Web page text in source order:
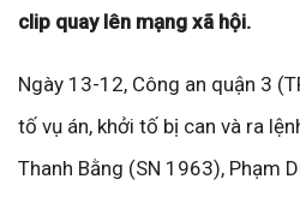
clip quay lên mạng xã hội.
Ngày 13-12, Công an quận 3
tố vụ án, khởi tố bị can và ra
Thanh Bằng (SN 1963), Phạm